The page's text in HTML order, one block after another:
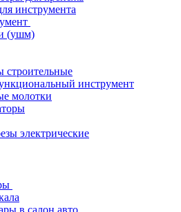
инструмента
(ушм)
строительные
инструмент
молотки
электрические
в салон авто